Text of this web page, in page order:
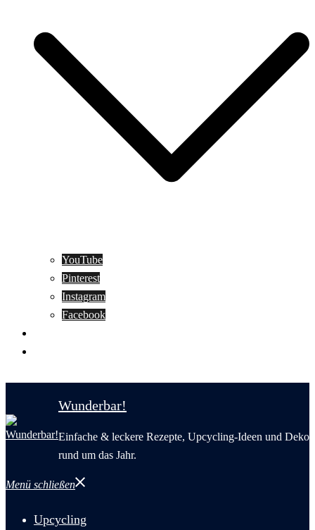
YouTube
Pinterest
Instagram
Facebook
Wunderbar!
Einfache & leckere Rezepte, Upcycling-Ideen und Deko
rund um das Jahr.
Menü schließen
Upcycling